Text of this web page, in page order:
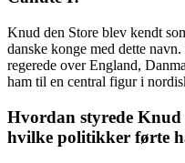
Knud den Store blev kendt
danske konge med dette
regerede over England,
ham til en central figur i
Hvordan styrede Knud
hvilke politikker førte